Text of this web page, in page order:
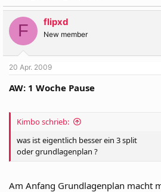
F flipxd
New member
20 Apr. 2009
AW: 1 Woche Pause
Kimbo schrieb:
was ist eigentlich besser ein 3 split
oder grundlagenplan ?
Am Anfang Grundlagenplan macht